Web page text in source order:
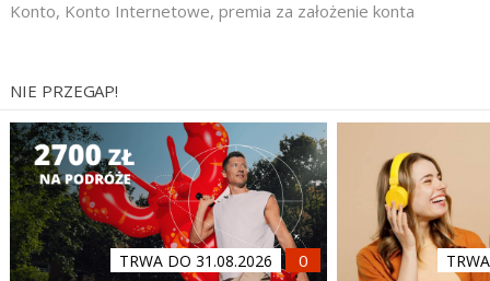
Konto, Konto Internetowe, premia za założenie konta
NIE PRZEGAP!
TRWA DO 31.08.2026